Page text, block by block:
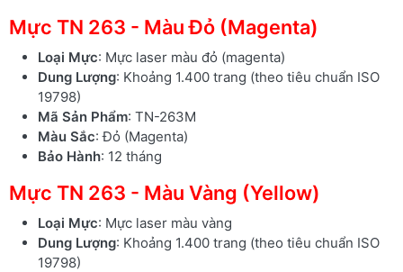
Mực TN 263 - Màu Đỏ (Magenta)
Loại Mực: Mực laser màu đỏ (magenta)
Dung Lượng: Khoảng 1.400 trang (theo tiêu chuẩn ISO
19798)
Mã Sản Phẩm: TN-263M
Màu Sắc: Đỏ (Magenta)
Bảo Hành: 12 tháng
Mực TN 263 - Màu Vàng (Yellow)
Loại Mực: Mực laser màu vàng
Dung Lượng: Khoảng 1.400 trang (theo tiêu chuẩn ISO
19798)